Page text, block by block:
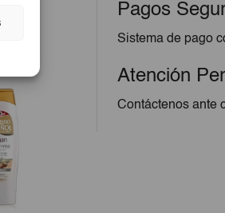
Pagos
Sistema de pago
Atención
Contáctenos ante